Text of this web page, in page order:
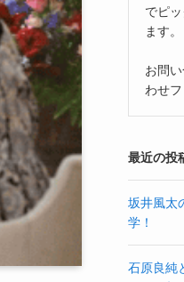
でピ
ます。
お問
わせ
最近の投
坂井風太
学！
石原良純